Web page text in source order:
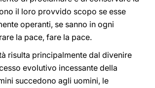
il loro provvido scopo se esse
operanti, se sanno in ogni
la pace, fare la pace.
risulta principalmente dal divenire
evolutivo incessante della
succedono agli uomini, le